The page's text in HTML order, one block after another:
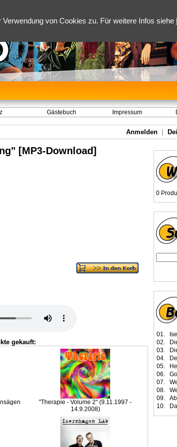
von Cookies zu. Für weitere Infos siehe
Gästebuch Impressum
Anmelden
[MP3-Download]
gekauft:
"Therapie - Volume 2" (9.11.1997 -
14.9.2008)
0
01.
02.
03.
04.
05.
06.
07.
08.
09.
10.